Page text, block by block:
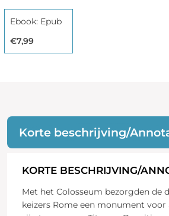
Ebook: Epub
€7,99
Korte beschrijving/
KORTE BESCHRIJVING/
Met het Colosseum bezorgden de
keizers Rome een monument voor